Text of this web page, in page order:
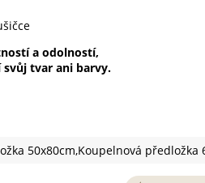
a odolností,
tvar ani barvy.
50x80cm,Koupelnová předložka